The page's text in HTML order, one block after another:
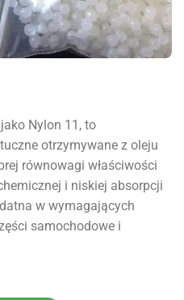
Nylon 11, to
otrzymywane z oleju
równowagi właściwości
i niskiej absorpcji
w wymagających
samochodowe i